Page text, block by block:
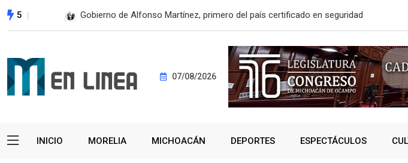
5 Gobierno de Alfonso Martínez, primero del país certificado en seguridad
07/08/2026
INICIO MORELIA MICHOACÁN DEPORTES ESPECTÁCULOS